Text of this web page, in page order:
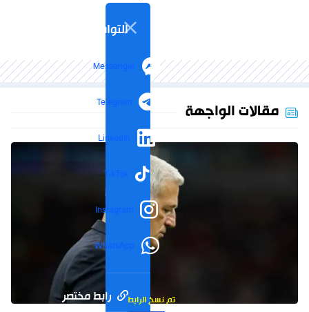
التواصل الاجتماعي
Messenger
Telegram
LinkedIn
TikTok
Instagram
WhatsApp
رابط مختصر تم نسخ الرابط
مقالات الواجهة